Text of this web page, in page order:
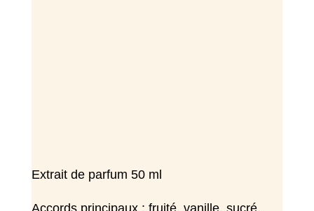
Extrait de parfum 50 ml